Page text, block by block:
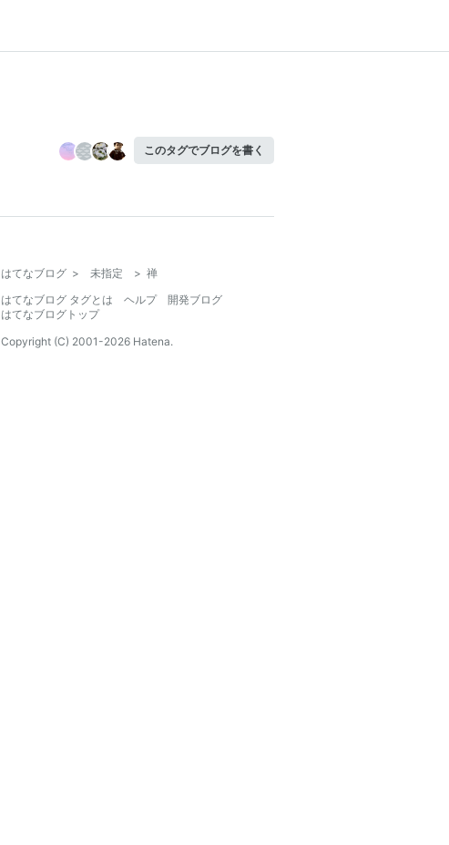
このタグでブログを書く
はてなブログ > 未指定 > 禅
はてなブログ タグとは
ヘルプ
開発ブログ
はてなブログトップ
Copyright (C) 2001-2026 Hatena.